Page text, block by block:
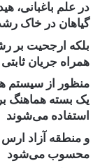
در علم باغبانی،
گیاهان در خاک
بلکه ارجحیت بر
همراه جریان
منظور از سیستم
یک بسته هماهنگ
استفاده می‌شوند
و منطقه آزاد
محسوب می‌شود